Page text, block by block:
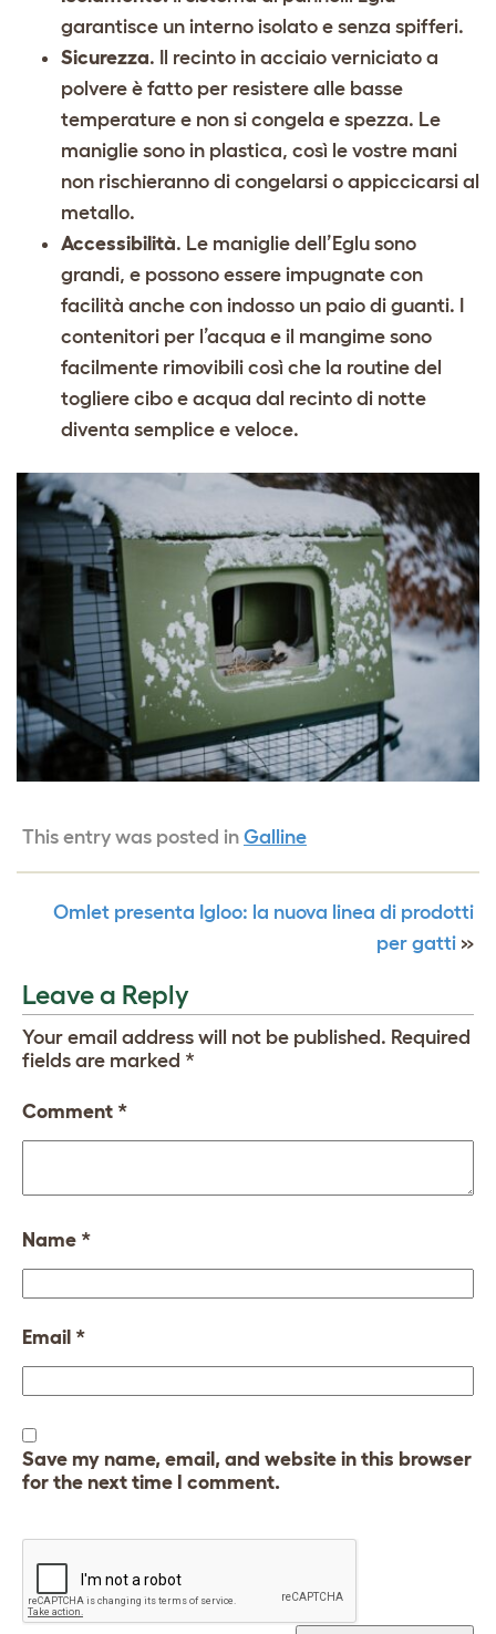
garantisce un interno isolato e senza spifferi.
Sicurezza. Il recinto in acciaio verniciato a
polvere è fatto per resistere alle basse
temperature e non si congela e spezza. Le
maniglie sono in plastica, così le vostre mani
non rischieranno di congelarsi o appiccicarsi al
metallo.
Accessibilità. Le maniglie dell’Eglu sono
grandi, e possono essere impugnate con
facilità anche con indosso un paio di guanti. I
contenitori per l’acqua e il mangime sono
facilmente rimovibili così che la routine del
togliere cibo e acqua dal recinto di notte
diventa semplice e veloce.
This entry was posted in Galline
Omlet presenta Igloo: la nuova linea di prodotti
per gatti »
Leave a Reply
Your email address will not be published. Required
fields are marked *
Comment *
Name *
Email *
Save my name, email, and website in this browser
for the next time I comment.